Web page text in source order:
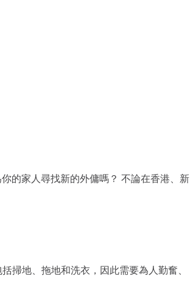
的家人尋找新的外傭嗎？ 不論在香港、新
掃地、拖地和洗衣，因此需要為人勤奮、